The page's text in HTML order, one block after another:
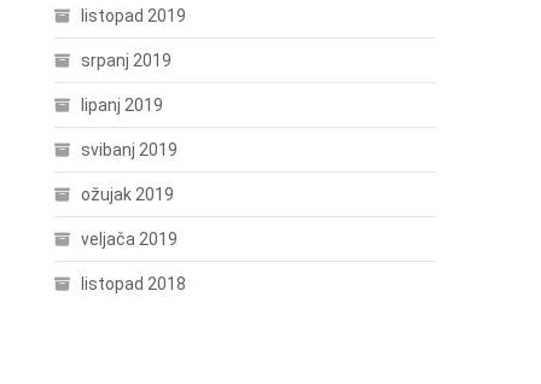
listopad 2019
srpanj 2019
lipanj 2019
svibanj 2019
ožujak 2019
veljača 2019
listopad 2018